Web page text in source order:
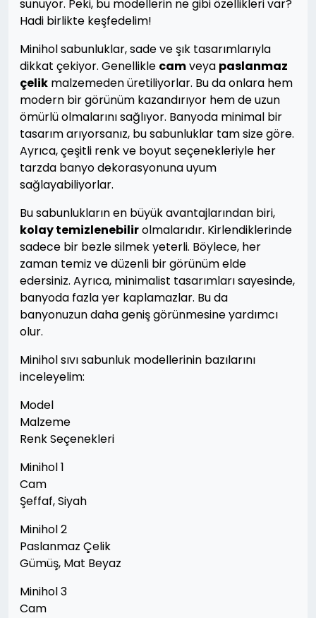
sunuyor. Peki, bu modellerin ne gibi özellikleri var?
Hadi birlikte keşfedelim!
Minihol sabunluklar, sade ve şık tasarımlarıyla
dikkat çekiyor. Genellikle camveya paslanmaz
çelik malzemeden üretiliyorlar. Bu da onlara hem
modern bir görünüm kazandırıyor hem de uzun
ömürlü olmalarını sağlıyor. Banyoda minimal bir
tasarım arıyorsanız, bu sabunluklar tam size göre.
Ayrıca, çeşitli renk ve boyut seçenekleriyle her
tarzda banyo dekorasyonuna uyum
sağlayabiliyorlar.
Bu sabunlukların en büyük avantajlarından biri,
kolay temizlenebilirolmalarıdır. Kirlendiklerinde
sadece bir bezle silmek yeterli. Böylece, her
zaman temiz ve düzenli bir görünüm elde
edersiniz. Ayrıca, minimalist tasarımları sayesinde,
banyoda fazla yer kaplamazlar. Bu da
banyonuzun daha geniş görünmesine yardımcı
olur.
Minihol sıvı sabunluk modellerinin bazılarını
inceleyelim:
Model
Malzeme
Renk Seçenekleri
Minihol 1
Cam
Şeffaf, Siyah
Minihol 2
Paslanmaz Çelik
Gümüş, Mat Beyaz
Minihol 3
Cam